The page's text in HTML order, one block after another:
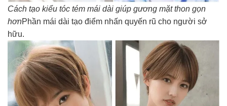
Cách tạo kiểu tóc tém mái dài giúp gương mặt thon gọn
hơnPhần mái dài tạo điểm nhấn quyến rũ cho người sở
hữu.